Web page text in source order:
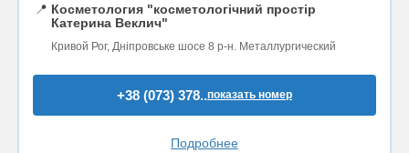
📍 Косметология "косметологічний простір
Катерина Веклич"
Кривой Рог, Дніпровське шосе 8 р-н. Металлургический
+38 (073) 378..показать номер
Подробнее